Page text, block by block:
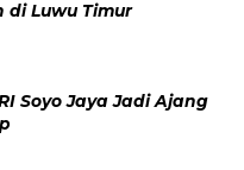
di Luwu Timur
Soyo Jaya Jadi Ajang